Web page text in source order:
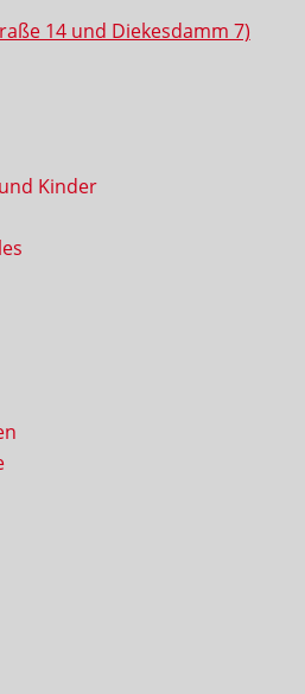
14 und Diekesdamm 7)
Kinder